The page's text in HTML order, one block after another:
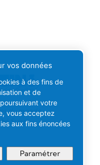
du monde.
Suisse.
vos données
à des fins de
et de
votre
vous acceptez
aux fins énoncées
Paramétrer